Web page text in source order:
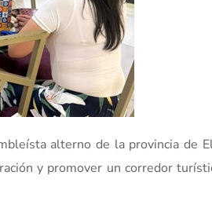
alterno de la provincia de
y promover un corredor